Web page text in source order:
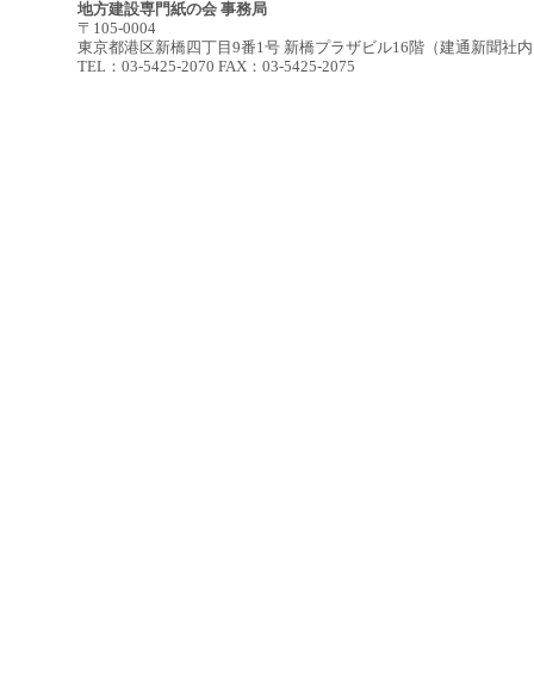
地方建設専門紙の会 事務局
〒105-0004
東京都港区新橋四丁目9番1号 新橋プラザビル16階（建通新聞社
TEL：03-5425-2070 FAX：03-5425-2075